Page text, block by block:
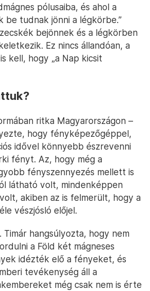
pólusaiba, és ahol a
tudnak jönni a légkörbe.”
bejönnek és a légkörben
Ez nincs állandóan, a
kell, hogy „a Nap kicsit
ritka Magyarországon –
hogy fényképezőgéppel,
idővel könnyebb észrevenni
fényt. Az, hogy még a
fényszennyezés mellett is
látható volt, mindenképpen
akiben az is felmerült, hogy a
vészjósló előjel.
Timár hangsúlyozta, hogy nem
a Föld két mágneses
idézték elő a fényeket, és
tevékenység áll a
még csak nem is érte